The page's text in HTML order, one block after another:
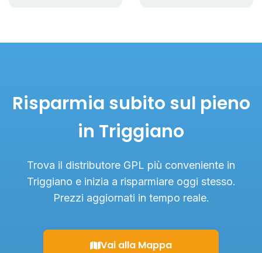
Risparmia subito sul pieno
in Triggiano
Trova il distributore GPL più conveniente in
Triggiano e inizia a risparmiare oggi stesso.
Prezzi aggiornati in tempo reale.
Vai alla Mappa